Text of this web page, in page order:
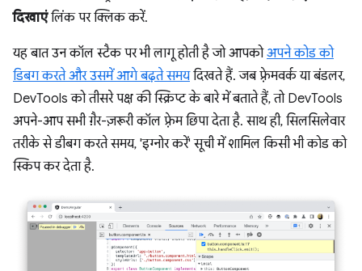
दिखाएंलिंक पर क्लिक करें.
यह बात उन कॉल स्टैक पर भी लागू होती है जो आपकोअपने कोड को
डिबग करते और उसमें आगे बढ़ते समयदिखते हैं. जब फ़्रेमवर्क या बंडलर,
DevTools को तीसरे पक्ष की स्क्रिप्ट के बारे में बताते हैं, तो DevTools
अपने-आप सभी ग़ैर-ज़रूरी कॉल फ़्रेम छिपा देता है. साथ ही, सिलसिलेवार
तरीके से डीबग करते समय, 'इग्नोर करें' सूची में शामिल किसी भी कोड को
स्किप कर देता है.